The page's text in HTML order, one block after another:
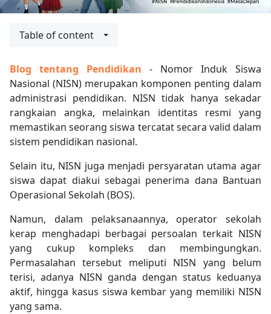
Table of content
Blog tentang Pendidikan - Nomor Induk Siswa
Nasional (NISN) merupakan komponen penting dalam
administrasi pendidikan. NISN tidak hanya sekadar
rangkaian angka, melainkan identitas resmi yang
memastikan seorang siswa tercatat secara valid dalam
sistem pendidikan nasional.
Selain itu, NISN juga menjadi persyaratan utama agar
siswa dapat diakui sebagai penerima dana Bantuan
Operasional Sekolah (BOS).
Namun, dalam pelaksanaannya, operator sekolah
kerap menghadapi berbagai persoalan terkait NISN
yang cukup kompleks dan membingungkan.
Permasalahan tersebut meliputi NISN yang belum
terisi, adanya NISN ganda dengan status keduanya
aktif, hingga kasus siswa kembar yang memiliki NISN
yang sama.